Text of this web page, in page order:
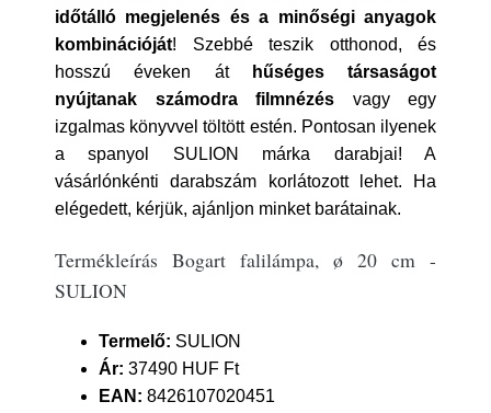
időtálló megjelenés és a minőségi anyagok
kombinációját! Szebbé teszik otthonod, és
hosszú éveken át
hűséges társaságot
nyújtanak számodra filmnézés vagy egy
izgalmas könyvvel töltött estén. Pontosan ilyenek
a spanyol SULION márka darabjai! A
vásárlónkénti darabszám korlátozott lehet. Ha
elégedett, kérjük, ajánljon minket barátainak.
Termékleírás Bogart falilámpa, ø 20 cm -
SULION
Termelő: SULION
Ár: 37490 HUF Ft
EAN: 8426107020451